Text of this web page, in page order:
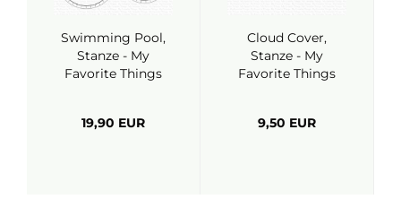
Swimming Pool,
Stanze - My
Favorite Things
19,90 EUR
Cloud Cover,
Stanze - My
Favorite Things
9,50 EUR